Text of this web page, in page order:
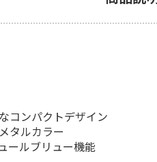
コンパクトデザイン
タルカラー
ールブリュー機能